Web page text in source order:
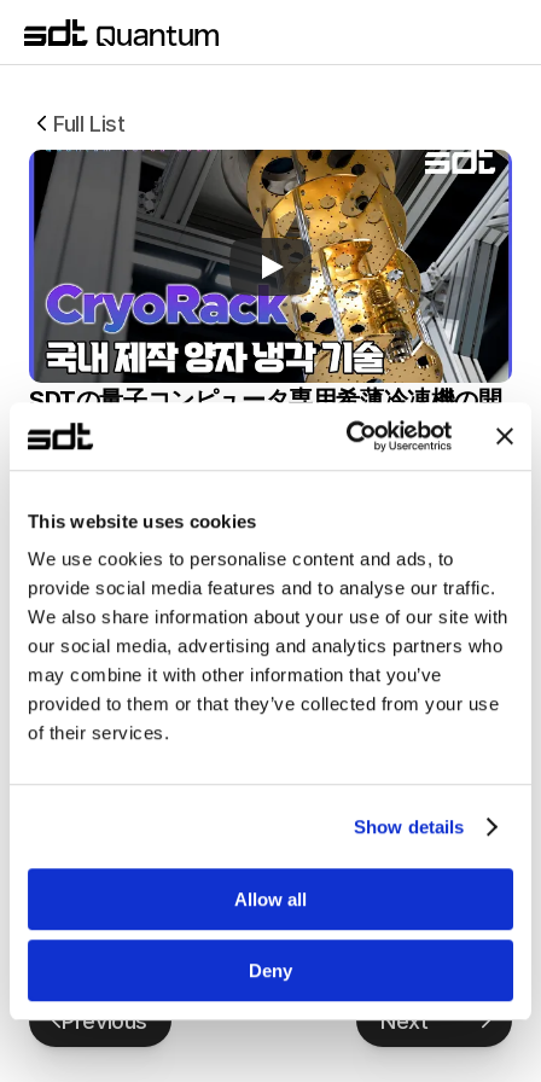
This website uses cookies
We use cookies to personalise content and ads, to
provide social media features and to analyse our traffic.
We also share information about your use of our site with
our social media, advertising and analytics partners who
may combine it with other information that you’ve
provided to them or that they’ve collected from your use
of their services.
Show details
Allow all
Deny
Full List
SDTの量子コンピュータ専用希薄冷凍機の開
発状況
SDT는 퀀텀코리아 2025를 통해 희석냉동기 CryoRack
이번 영상에서는 CryoRack의 구조, 성능, 개발 로드맵까
지 상세히 소개합니다.
타임라인
00:00 발표내용
00:35 극저온 환경과 양자컴퓨팅
04:25 국내 제작 희석 냉동기 - CryoRack Ver 1.0
SDTの量子コンピュータ専用希薄冷凍機の開発状況
Previous Next